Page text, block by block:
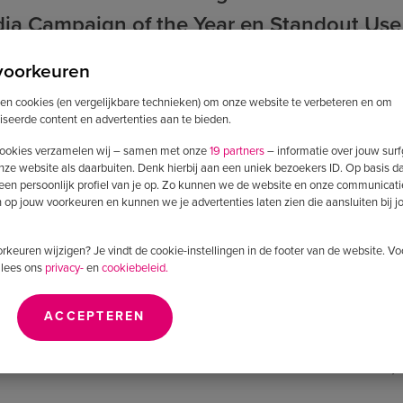
cookies (en vergelijkbare technieken) om onze website te verbeteren en om
content en advertenties aan te bieden.
verzamelen wij – samen met onze19 partners– informatie over jouw
website als daarbuiten. Denk hierbij aan een uniek bezoekers ID. Op basis
persoonlijk profiel van je op. Zo kunnen we de website en onze
jouw voorkeuren en kunnen we je advertenties laten zien die aansluiten bij
wijzigen? Je vindt de cookie-instellingen in de footer van de website.
ons privacy-encookiebeleid.
ACCEPTEREN
Campaign of the Year en Standout
een campagne die bewijst dat de
social media verder reikt dan bereik
a Scrolling World
Soudal en Adwise draaide om één doel: het
waardevolle, herkenbare en inspirerende content.
kozen we voor een strategie waarin
Door in te spelen op de doe-het-zelfmentaliteit
situaties en interactieve formats, wist Soudal
uit tot een naam die niet alleen zichtbaar